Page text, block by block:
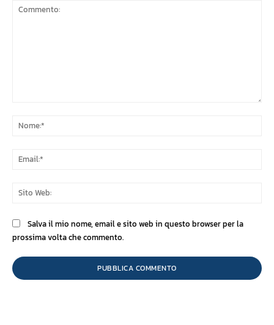
Salva il mio nome, email e sito web in questo browser per la
prossima volta che commento.